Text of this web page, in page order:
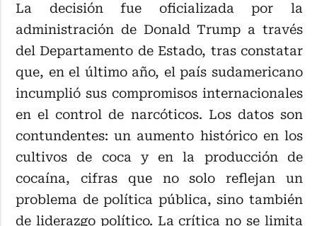
La decisión fue oficializada por la
administración de Donald Trump a través
del Departamento de Estado, tras constatar
que, en el último año, el país sudamericano
incumplió sus compromisos internacionales
en el control de narcóticos. Los datos son
contundentes: un aumento histórico en los
cultivos de coca y en la producción de
cocaína, cifras que no solo reflejan un
problema de política pública, sino también
de liderazgo político. La crítica no se limita